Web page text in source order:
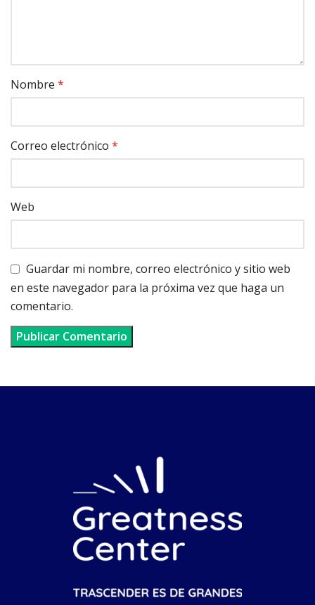
Nombre *
Correo electrónico *
Web
Guardar mi nombre, correo electrónico y sitio web
en este navegador para la próxima vez que haga un
comentario.